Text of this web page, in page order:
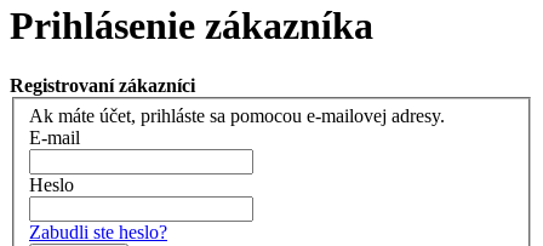
Prihlásenie zákazníka
Registrovaní zákazníci
Ak máte účet, prihláste sa pomocou e-mailovej adresy.
E-mail
Heslo
Zabudli ste heslo?